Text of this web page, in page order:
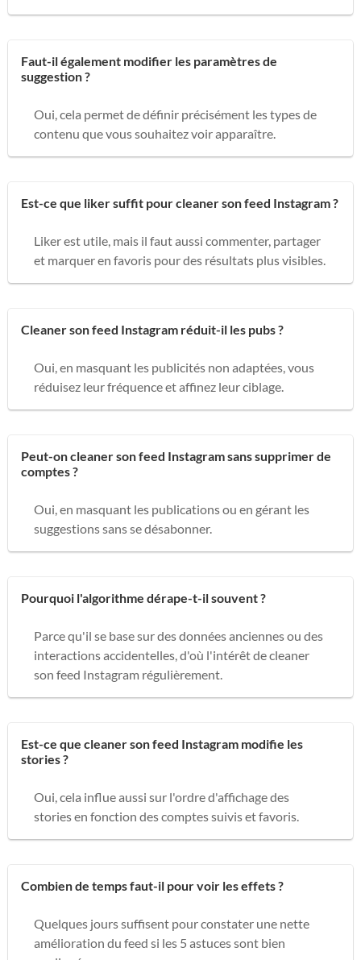
Faut-il également modifier les paramètres de
suggestion ?
Oui, cela permet de définir précisément les types de
contenu que vous souhaitez voir apparaître.
Est-ce que liker suffit pour cleaner son feed Instagram ?
Liker est utile, mais il faut aussi commenter, partager
et marquer en favoris pour des résultats plus visibles.
Cleaner son feed Instagram réduit-il les pubs ?
Oui, en masquant les publicités non adaptées, vous
réduisez leur fréquence et affinez leur ciblage.
Peut-on cleaner son feed Instagram sans supprimer de
comptes ?
Oui, en masquant les publications ou en gérant les
suggestions sans se désabonner.
Pourquoi l'algorithme dérape-t-il souvent ?
Parce qu'il se base sur des données anciennes ou des
interactions accidentelles, d'où l'intérêt de cleaner
son feed Instagram régulièrement.
Est-ce que cleaner son feed Instagram modifie les
stories ?
Oui, cela influe aussi sur l'ordre d'affichage des
stories en fonction des comptes suivis et favoris.
Combien de temps faut-il pour voir les effets ?
Quelques jours suffisent pour constater une nette
amélioration du feed si les 5 astuces sont bien